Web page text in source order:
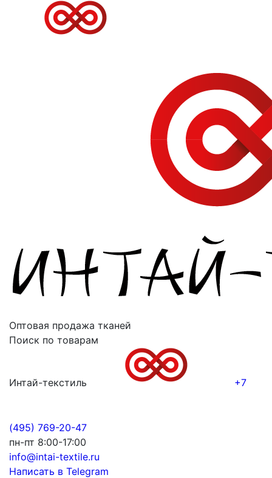
Оптовая продажа тканей
Поиск по товарам
Интай-текстиль +7
(495) 769-20-47
пн-пт 8:00-17:00
info@intai-textile.ru
Написать в Telegram